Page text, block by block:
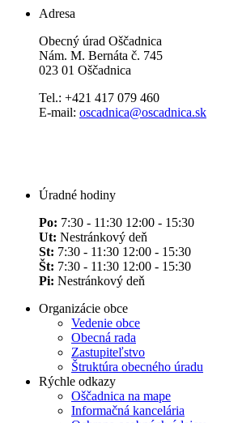
Adresa
Obecný úrad Oščadnica
Nám. M. Bernáta č. 745
023 01 Oščadnica
Tel.: +421 417 079 460
E-mail: oscadnica@oscadnica.sk
Úradné hodiny
Po: 7:30 - 11:30 12:00 - 15:30
Ut: Nestránkový deň
St: 7:30 - 11:30 12:00 - 15:30
Št: 7:30 - 11:30 12:00 - 15:30
Pi: Nestránkový deň
Organizácie obce
Vedenie obce
Obecná rada
Zastupiteľstvo
Štruktúra obecného úradu
Rýchle odkazy
Oščadnica na mape
Informačná kancelária